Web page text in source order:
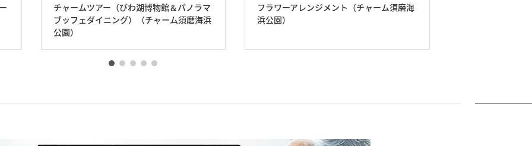
フラワーアレンジメント（チャーム須磨海
浜公園）
ウクレレ＆ギターコンサート（敬老の日）
（チャーム須磨海浜公園）